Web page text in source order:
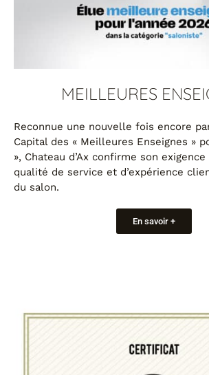
MEILLEURES
Reconnue une nouvelle fois encore
Capital des « Meilleures Enseignes »
», Chateau d’Ax confirme son
qualité de service et d’expérience
du salon.
En savoir +